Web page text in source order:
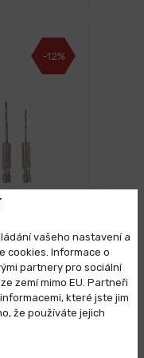
-12%
do aku
variantu
vašeho nastavení a
cookies. Informace o
partnery pro sociální
zemí mimo EU. Partneři
které jste jim
že používáte jejich
zásob
za